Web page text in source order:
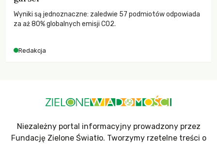
Wyniki są jednoznaczne: zaledwie 57 podmiotów odpowiada
za aż 80% globalnych emisji CO2.
Redakcja
Niezależny portal informacyjny prowadzony przez
Fundację Zielone Światło. Tworzymy rzetelne treści o